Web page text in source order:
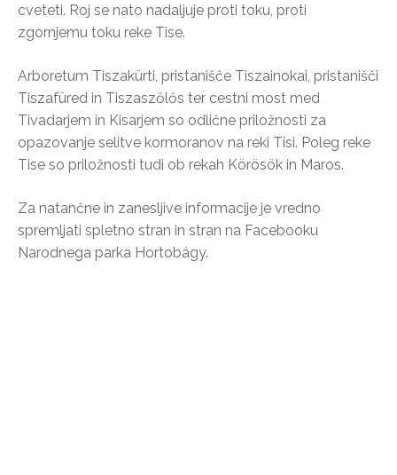
cveteti. Roj se nato nadaljuje proti toku, proti
zgornjemu toku reke Tise.
Arboretum Tiszakürti, pristanišče Tiszainokai, pristanišči
Tiszafüred in Tiszaszőlős ter cestni most med
Tivadarjem in Kisarjem so odlične priložnosti za
opazovanje selitve kormoranov na reki Tisi. Poleg reke
Tise so priložnosti tudi ob rekah Körösök in Maros.
Za natančne in zanesljive informacije je vredno
spremljati spletno stran in stran na Facebooku
Narodnega parka Hortobágy.